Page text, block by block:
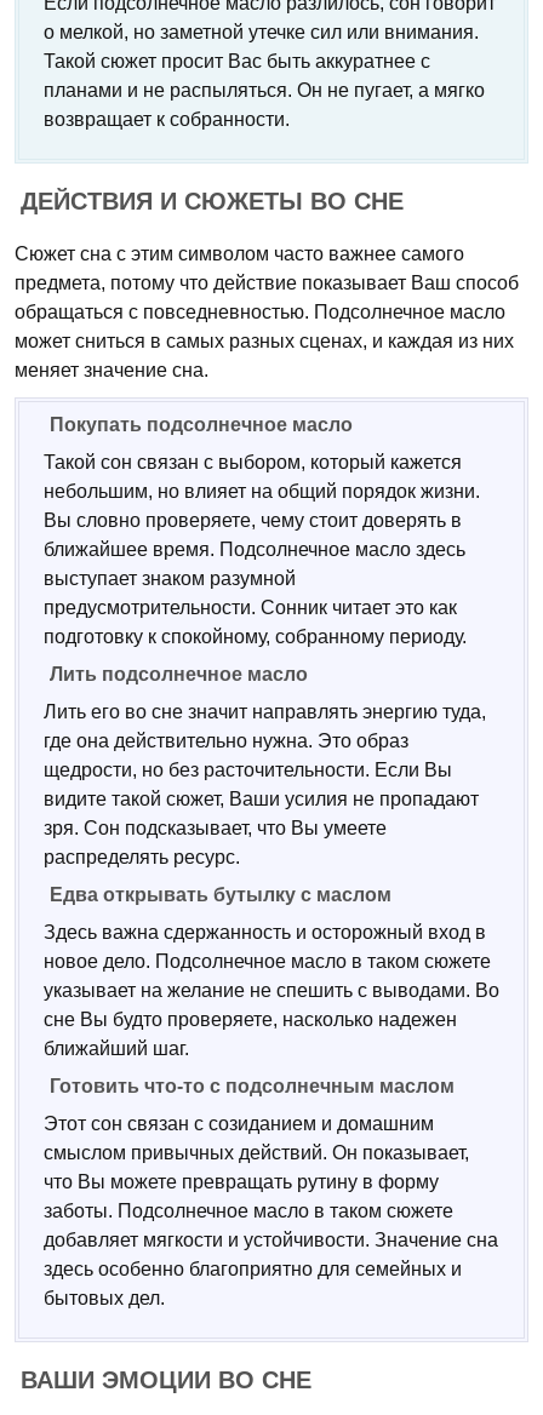
о мелкой, но заметной утечке сил или внимания.
Такой сюжет просит Вас быть аккуратнее с
планами и не распыляться. Он не пугает, а мягко
возвращает к собранности.
ДЕЙСТВИЯ И СЮЖЕТЫ ВО СНЕ
Сюжет сна с этим символом часто важнее самого
предмета, потому что действие показывает Ваш способ
обращаться с повседневностью. Подсолнечное масло
может сниться в самых разных сценах, и каждая из них
меняет значение сна.
Покупать подсолнечное масло
Такой сон связан с выбором, который кажется
небольшим, но влияет на общий порядок жизни.
Вы словно проверяете, чему стоит доверять в
ближайшее время. Подсолнечное масло здесь
выступает знаком разумной
предусмотрительности. Сонник читает это как
подготовку к спокойному, собранному периоду.
Лить подсолнечное масло
Лить его во сне значит направлять энергию туда,
где она действительно нужна. Это образ
щедрости, но без расточительности. Если Вы
видите такой сюжет, Ваши усилия не пропадают
зря. Сон подсказывает, что Вы умеете
распределять ресурс.
Едва открывать бутылку с маслом
Здесь важна сдержанность и осторожный вход в
новое дело. Подсолнечное масло в таком сюжете
указывает на желание не спешить с выводами. Во
сне Вы будто проверяете, насколько надежен
ближайший шаг.
Готовить что-то с подсолнечным маслом
Этот сон связан с созиданием и домашним
смыслом привычных действий. Он показывает,
что Вы можете превращать рутину в форму
заботы. Подсолнечное масло в таком сюжете
добавляет мягкости и устойчивости. Значение сна
здесь особенно благоприятно для семейных и
бытовых дел.
ВАШИ ЭМОЦИИ ВО СНЕ